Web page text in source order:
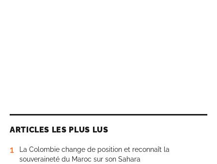
ARTICLES LES PLUS LUS
1
La Colombie change de position et reconnaît la
souveraineté du Maroc sur son Sahara